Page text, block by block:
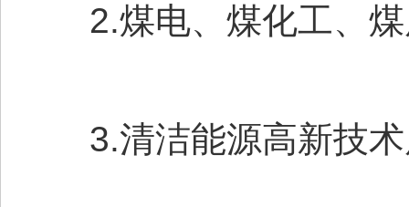
2.煤电、煤化工、
3.清洁能源高新技